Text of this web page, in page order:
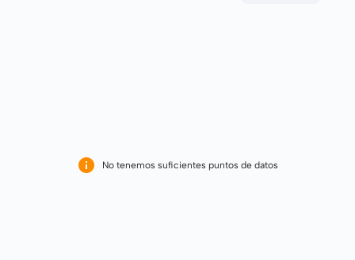
No tenemos suficientes puntos de datos